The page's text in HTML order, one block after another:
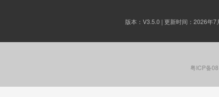
版本： V3.5.0 | 更新时间：2026年
粤ICP备